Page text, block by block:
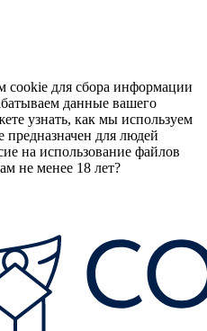
cookie для сбора информации
данные вашего
узнать, как мы используем
для людей
на использование файлов
не менее 18 лет?